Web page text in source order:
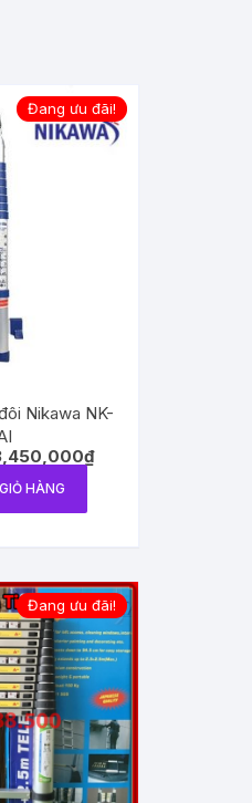
Đang ưu đãi!
Nikawa NK-
₫
HÀNG
Đang ưu đãi!